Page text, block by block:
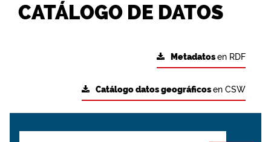
CATÁLOGO DE DATOS
Metadatosen RDF
Catálogo datos geográficosen CSW